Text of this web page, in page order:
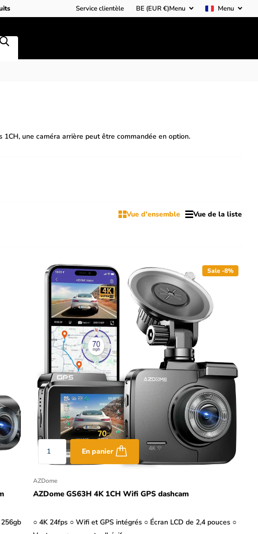
Service clientèle BE (EUR €)Menu Menu
une caméra arrière peut être commandée en option.
Vue d'ensemble
Vue de la liste
Sale -8%
En panier
AZDome
AZDome GS63H 4K 1CH Wifi GPS dashcam
○ 4K 24fps ○ Wifi et GPS intégrés ○ Écran LCD de 2,4 pouces ○